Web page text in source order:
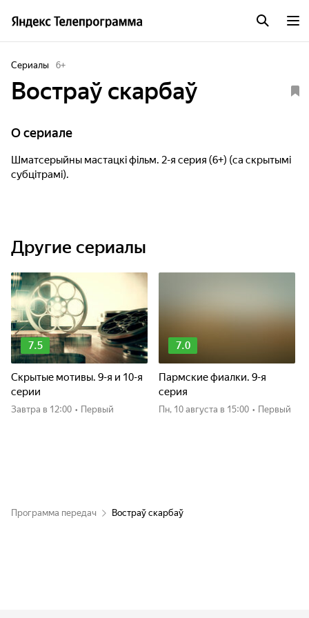
Сериалы 6+
Востраў скарбаў
O сериале
Шматсерыйны мастацкі фільм. 2-я серия (6+) (са скрытымі
субцітрамі).
Другие сериалы
7.5
Скрытые мотивы. 9-я и 10-я
серии
Завтра в 12:00 • Первый
7.0
Пармские фиалки. 9-я
серия
пн, 10 августа в 15:00 • Первый
Программа передач Востраў скарбаў